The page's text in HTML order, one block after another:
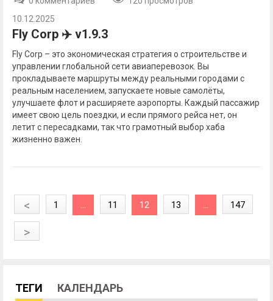
10.12.2025
Fly Corp ✈️ v1.9.3
Fly Corp – это экономическая стратегия о строительстве и
управлении глобальной сети авиаперевозок. Вы
прокладываете маршруты между реальными городами с
реальным населением, запускаете новые самолёты,
улучшаете флот и расширяете аэропорты. Каждый пассажир
имеет свою цель поездки, и если прямого рейса нет, он
летит с пересадками, так что грамотный выбор хаба
жизненно важен.
< 1 ... 11 12 13 ... 147
>
ТЕГИ КАЛЕНДАРЬ